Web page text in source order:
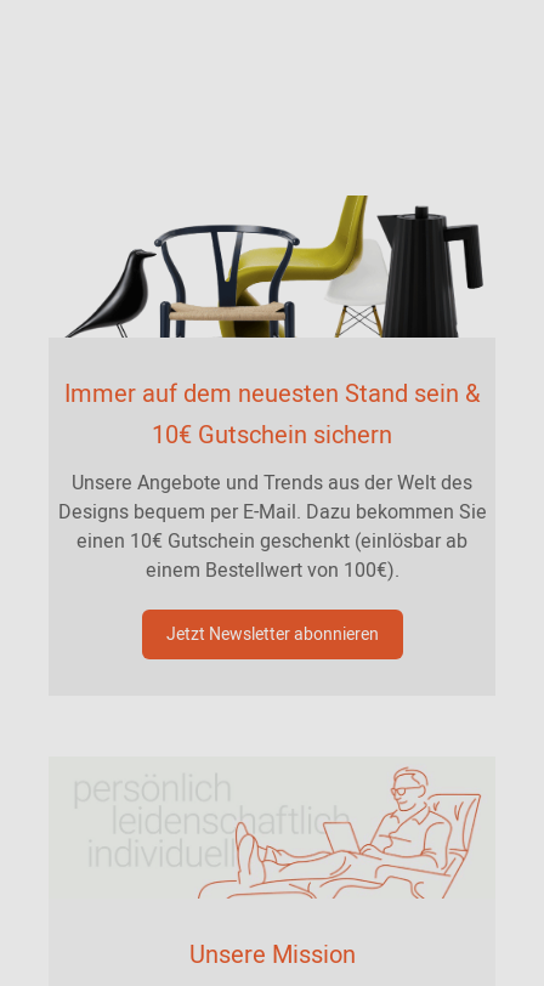
Immer auf dem neuesten Stand sein &
10€ Gutschein sichern
Unsere Angebote und Trends aus der Welt des
Designs bequem per E-Mail. Dazu bekommen Sie
einen 10€ Gutschein geschenkt (einlösbar ab
einem Bestellwert von 100€).
Jetzt Newsletter abonnieren
Unsere Mission